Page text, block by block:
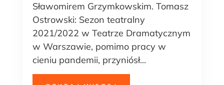
Sławomirem Grzymkowskim. Tomasz
Ostrowski: Sezon teatralny
2021/2022 w Teatrze Dramatycznym
w Warszawie, pomimo pracy w
cieniu pandemii, przyniósł...